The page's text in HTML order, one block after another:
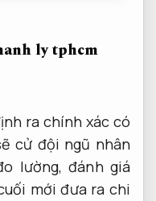
ly tphcm
ra chính xác có
cử đội ngũ nhân
lường, đánh giá
mới đưa ra chi